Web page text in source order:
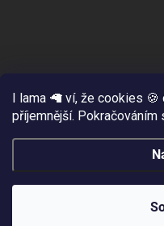
I lama 🦙 ví, že cookies 🍪
příjemnější. Pokračováním